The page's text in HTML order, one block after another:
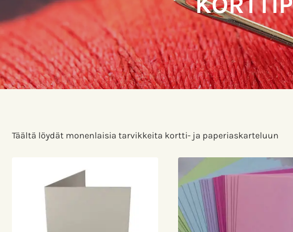
Täältä löydät monenlaisia tarvikkeita kortti- ja paperiaskarteluun